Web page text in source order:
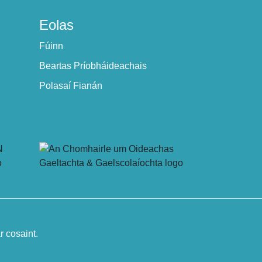
Eolas
Fúinn
Beartas Príobháideachais
Polasaí Fianán
cosaint.